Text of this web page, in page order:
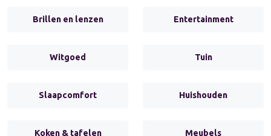
Brillen en lenzen Entertainment
Witgoed Tuin
Slaapcomfort Huishouden
Koken & tafelen Meubels